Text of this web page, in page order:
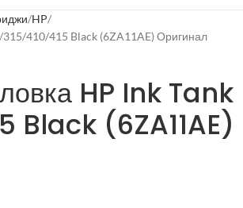
HP
410/415 Black (6ZA11AE) Оригинал
HP Ink Tank
Black (6ZA11AE)